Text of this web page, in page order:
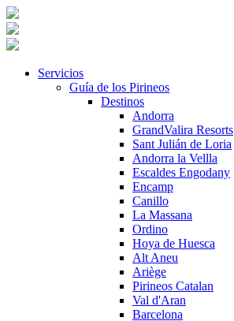
Servicios
Guía de los Pirineos
Destinos
Andorra
GrandValira Resorts
Sant Julián de Loria
Andorra la Vellla
Escaldes Engodany
Encamp
Canillo
La Massana
Ordino
Hoya de Huesca
Alt Aneu
Ariège
Pirineos Catalan
Val d'Aran
Barcelona